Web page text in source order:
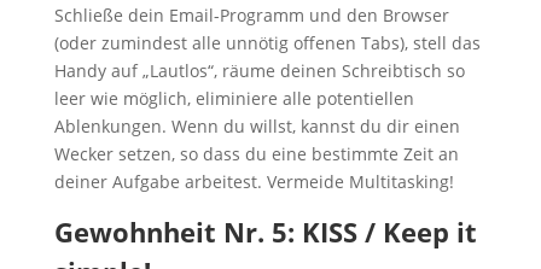
Schließe dein Email-Programm und den Browser
(oder zumindest alle unnötig offenen Tabs), stell das
Handy auf „Lautlos“, räume deinen Schreibtisch so
leer wie möglich, eliminiere alle potentiellen
Ablenkungen. Wenn du willst, kannst du dir einen
Wecker setzen, so dass du eine bestimmte Zeit an
deiner Aufgabe arbeitest. Vermeide Multitasking!
Gewohnheit Nr. 5: KISS / Keep it